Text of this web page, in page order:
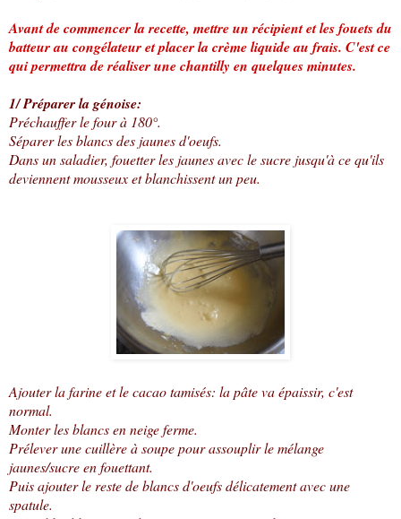
Avant de commencer la recette, mettre un récipient et les fouets du
batteur au congélateur et placer la crème liquide au frais. C'est ce
qui permettra de réaliser une chantilly en quelques minutes.
1/ Préparer la génoise:
Préchauffer le four à 180°.
Séparer les blancs des jaunes d'oeufs.
Dans un saladier, fouetter les jaunes avec le sucre jusqu'à ce qu'ils
deviennent mousseux et blanchissent un peu.
Ajouter la farine et le cacao tamisés: la pâte va épaissir, c'est
normal.
Monter les blancs en neige ferme.
Prélever une cuillère à soupe pour assouplir le mélange
jaunes/sucre en fouettant.
Puis ajouter le reste de blancs d'oeufs délicatement avec une
spatule.